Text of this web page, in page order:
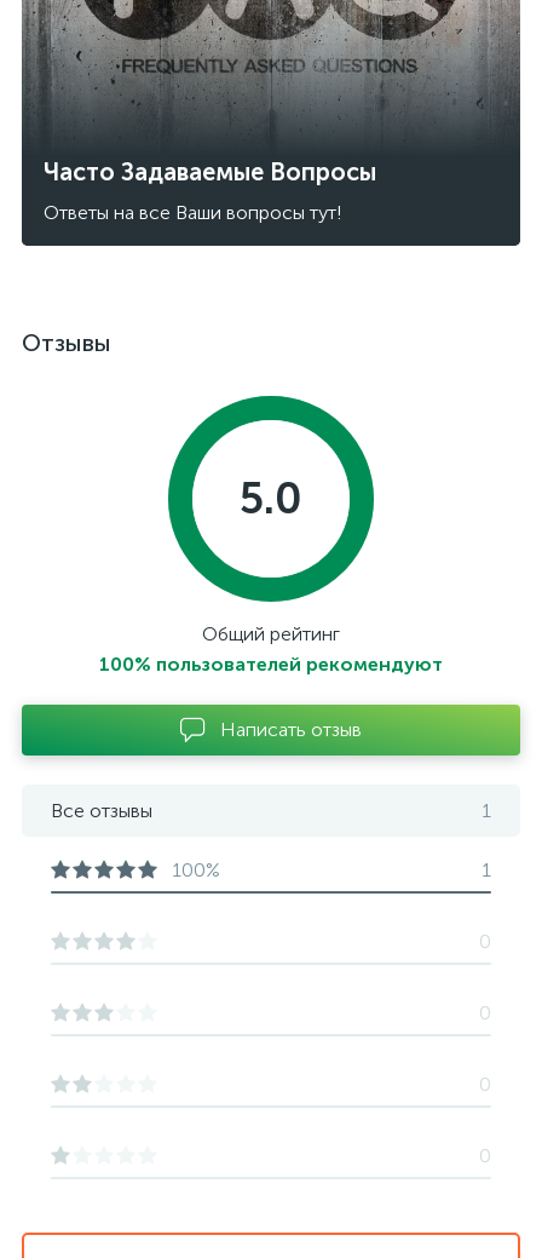
Часто Задаваемые Вопросы
Ответы на все Ваши вопросы тут!
Отзывы
5.0
Общий рейтинг
100% пользователей рекомендуют
Написать отзыв
Все отзывы 1
100% 1
0
0
0
0